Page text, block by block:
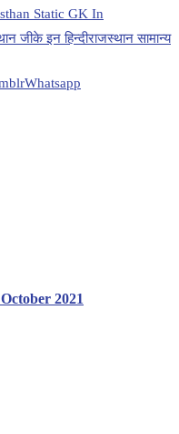
Static GK In
जीके इन हिन्दीराजस्थान सामान्य
Whatsapp
2021